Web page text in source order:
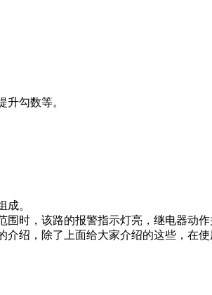
勾数等。
。
，该路的报警指示灯亮，继电器动作
，除了上面给大家介绍的这些，在